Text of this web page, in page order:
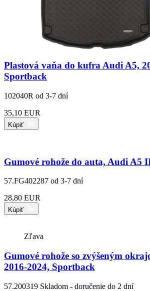
Plastová vaňa do kufra Audi A5,
Sportback
102040R od 3-7 dní
35,10 EUR
Kúpiť
Gumové rohože do auta, Audi A5
57.FG402287 od 3-7 dní
28,80 EUR
Kúpiť
Zľava
Gumové rohože so zvýšeným
2016-2024, Sportback
57.200319 Skladom - doručenie do 2 dní